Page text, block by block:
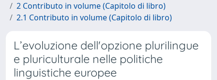
2 Contributo in volume (Capitolo di libro)
2.1 Contributo in volume (Capitolo di libro)
L’evoluzione dell'opzione plurilingue
e pluriculturale nelle politiche
linguistiche europee